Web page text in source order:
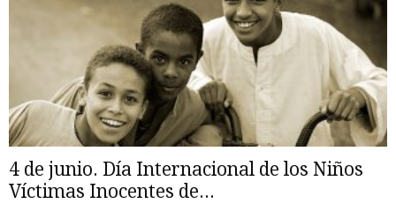
4 de junio. Día Internacional de los Niños
Víctimas Inocentes de...